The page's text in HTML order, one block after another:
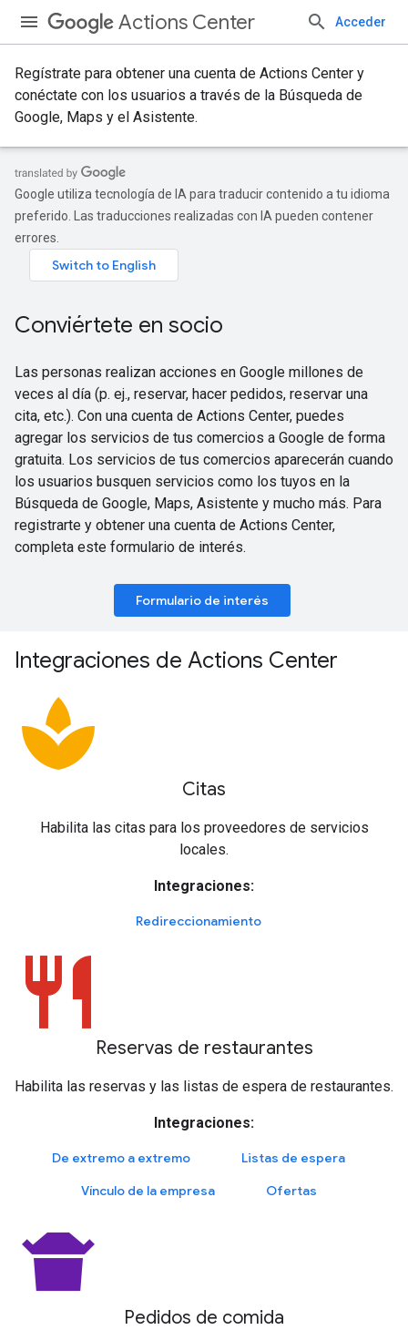
Actions Center Acceder
Regístrate para obtener una cuenta de Actions Center y
conéctate con los usuarios a través de la Búsqueda de
Google, Maps y el Asistente.
Google utiliza tecnología de IA para traducir contenido a tu idioma
preferido. Las traducciones realizadas con IA pueden contener
errores.
Conviértete en socio
Las personas realizan acciones en Google millones de
veces al día (p. ej., reservar, hacer pedidos, reservar una
cita, etc.). Con una cuenta de Actions Center, puedes
agregar los servicios de tus comercios a Google de forma
gratuita. Los servicios de tus comercios aparecerán cuando
los usuarios busquen servicios como los tuyos en la
Búsqueda de Google, Maps, Asistente y mucho más. Para
registrarte y obtener una cuenta de Actions Center,
completa este formulario de interés.
Formulario de interés
Integraciones de Actions Center
spa
Citas
Habilita las citas para los proveedores de servicios
locales.
Integraciones:
Redireccionamiento
restaurant
Reservas de restaurantes
Habilita las reservas y las listas de espera de restaurantes.
Integraciones:
De extremo a extremo
Listas de espera
Vínculo de la empresa
Ofertas
takeout_dining
Pedidos de comida